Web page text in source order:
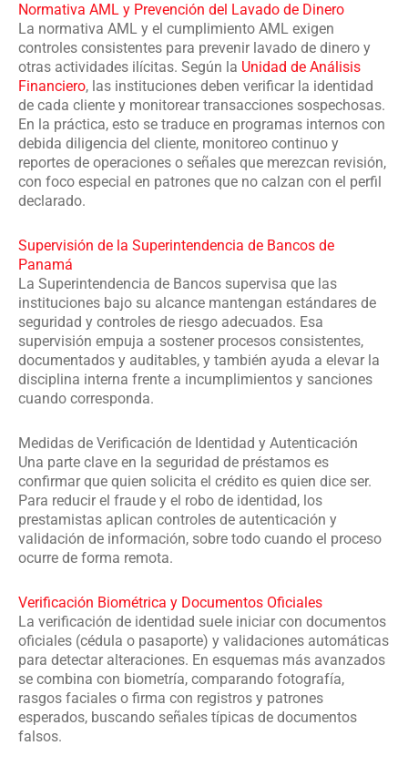
Normativa AML y Prevención del Lavado de Dinero
La normativa AML y el cumplimiento AML exigen
controles consistentes para prevenir lavado de dinero y
otras actividades ilícitas. Según la Unidad de Análisis
Financiero, las instituciones deben verificar la identidad
de cada cliente y monitorear transacciones sospechosas.
En la práctica, esto se traduce en programas internos con
debida diligencia del cliente, monitoreo continuo y
reportes de operaciones o señales que merezcan revisión,
con foco especial en patrones que no calzan con el perfil
declarado.
Supervisión de la Superintendencia de Bancos de
Panamá
La Superintendencia de Bancos supervisa que las
instituciones bajo su alcance mantengan estándares de
seguridad y controles de riesgo adecuados. Esa
supervisión empuja a sostener procesos consistentes,
documentados y auditables, y también ayuda a elevar la
disciplina interna frente a incumplimientos y sanciones
cuando corresponda.
Medidas de Verificación de Identidad y Autenticación
Una parte clave en la seguridad de préstamos es
confirmar que quien solicita el crédito es quien dice ser.
Para reducir el fraude y el robo de identidad, los
prestamistas aplican controles de autenticación y
validación de información, sobre todo cuando el proceso
ocurre de forma remota.
Verificación Biométrica y Documentos Oficiales
La verificación de identidad suele iniciar con documentos
oficiales (cédula o pasaporte) y validaciones automáticas
para detectar alteraciones. En esquemas más avanzados
se combina con biometría, comparando fotografía,
rasgos faciales o firma con registros y patrones
esperados, buscando señales típicas de documentos
falsos.